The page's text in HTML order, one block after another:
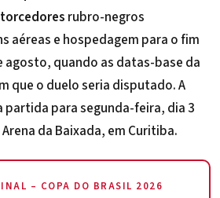
rubro-negros
aéreas e hospedagem para o fim
agosto, quando as datas-base da
que o duelo seria disputado. A
partida para segunda-feira, dia 3
da Baixada, em Curitiba.
– COPA DO BRASIL 2026